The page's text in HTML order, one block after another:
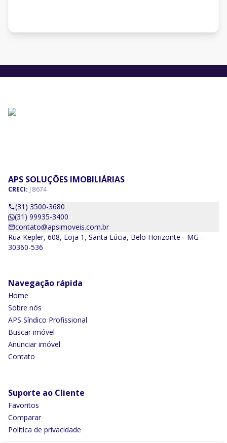
APS SOLUÇÕES IMOBILIÁRIAS
CRECI: J 8674
(31) 3500-3680
(31) 99935-3400
contato@apsimoveis.com.br
Rua Kepler, 608, Loja 1, Santa Lúcia, Belo Horizonte - MG -
30360-536
Navegação rápida
Home
Sobre nós
APS Síndico Profissional
Buscar imóvel
Anunciar imóvel
Contato
Suporte ao Cliente
Favoritos
Comparar
Política de privacidade